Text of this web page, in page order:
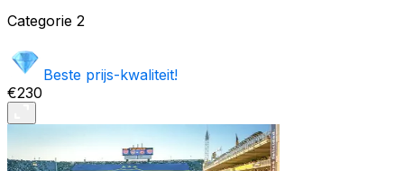
Categorie 2
Beste prijs-kwaliteit!
€230